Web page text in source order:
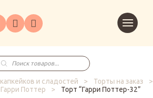
Праздники
Корпоративным
клиентам
в
корзину
и сладостей > Торты на заказ
>
Гарри Поттер > Торт “Гарри Поттер-32”